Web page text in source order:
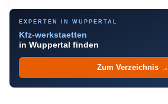
EXPERTEN IN WUPPERTAL
Kfz-werkstaetten
in Wuppertal finden
Zum Verzeichnis →